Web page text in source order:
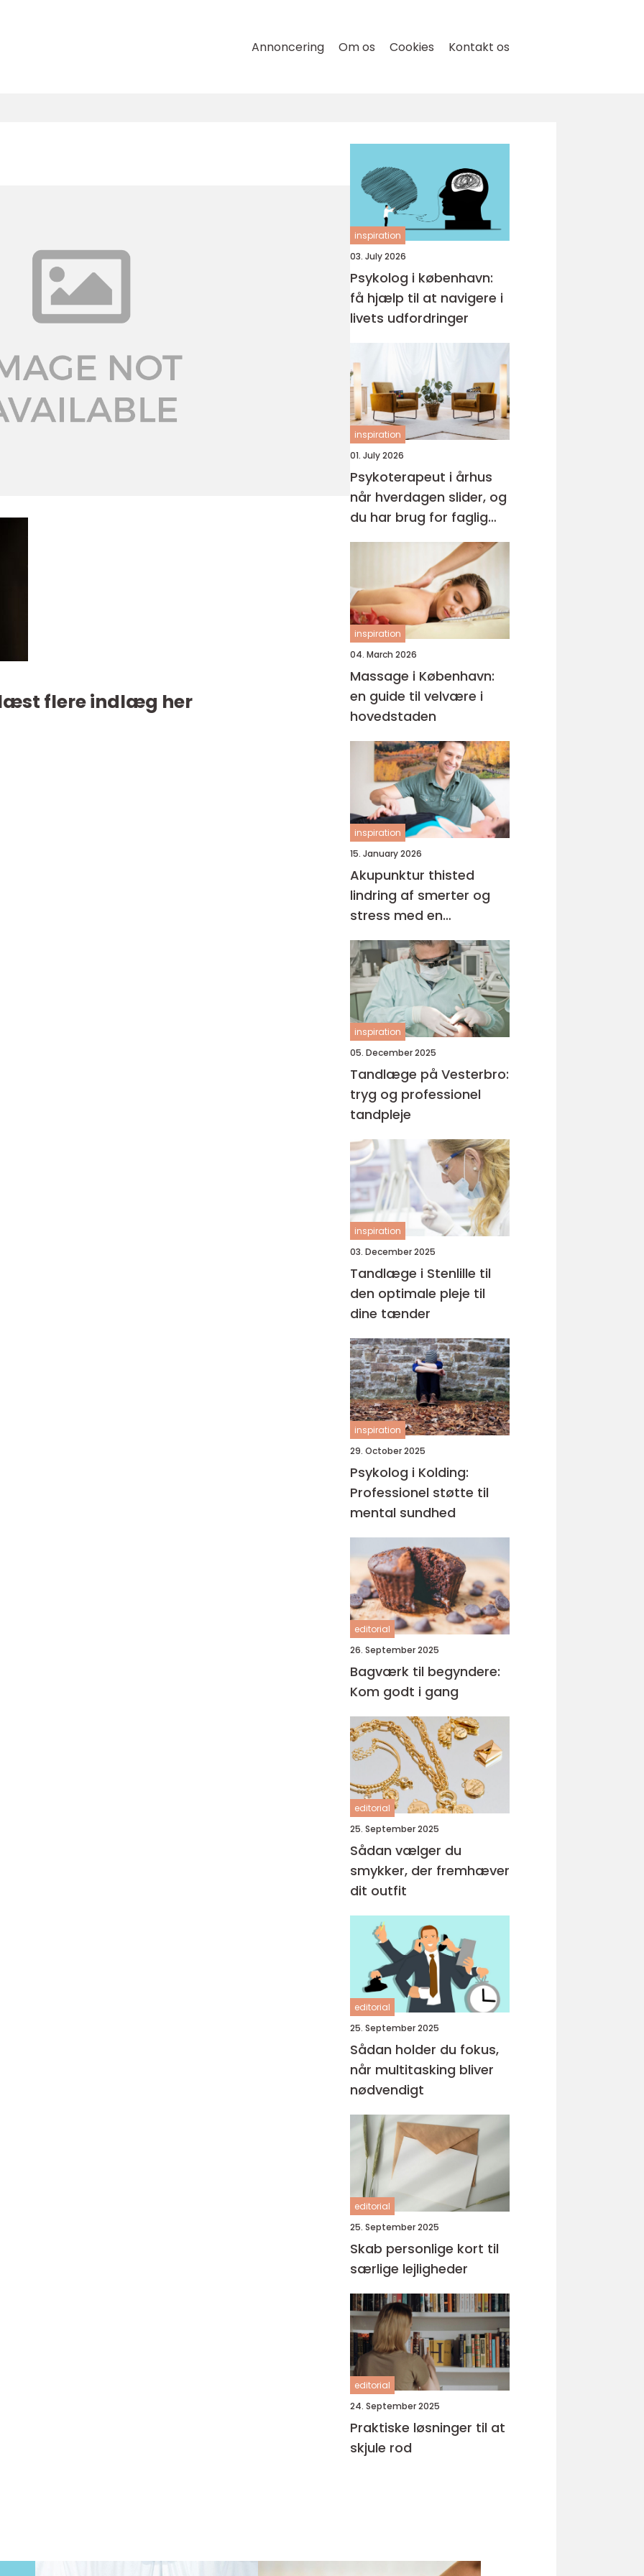
Annoncering Om os Cookies Kontakt os
flere indlæg her
inspiration
03. July 2026
Psykolog i københavn:
få hjælp til at navigere i
livets udfordringer
inspiration
01. July 2026
Psykoterapeut i århus
når hverdagen slider, og
du har brug for faglig
støtte
inspiration
04. March 2026
Massage i København:
en guide til velvære i
hovedstaden
inspiration
15. January 2026
Akupunktur thisted
lindring af smerter og
stress med en
helhedsorienteret
tilgang
inspiration
05. December 2025
Tandlæge på Vesterbro:
tryg og professionel
tandpleje
inspiration
03. December 2025
Tandlæge i Stenlille til
den optimale pleje til
dine tænder
inspiration
29. October 2025
Psykolog i Kolding:
Professionel støtte til
mental sundhed
editorial
26. September 2025
Bagværk til begyndere:
Kom godt i gang
editorial
25. September 2025
Sådan vælger du
smykker, der fremhæver
dit outfit
editorial
25. September 2025
Sådan holder du fokus,
når multitasking bliver
nødvendigt
editorial
25. September 2025
Skab personlige kort til
særlige lejligheder
editorial
24. September 2025
Praktiske løsninger til at
skjule rod